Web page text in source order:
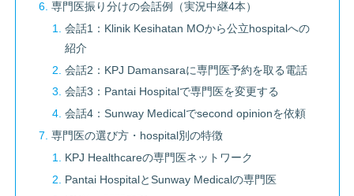
専門医振り分けの会話例（実況中継4本）
会話1：Klinik Kesihatan MOから公立hospitalへの
紹介
会話2：KPJ Damansaraに専門医予約を取る電話
会話3：Pantai Hospitalで専門医を変更する
会話4：Sunway Medicalでsecond opinionを依頼
専門医の選び方・hospital別の特徴
KPJ Healthcareの専門医ネットワーク
Pantai HospitalとSunway Medicalの専門医